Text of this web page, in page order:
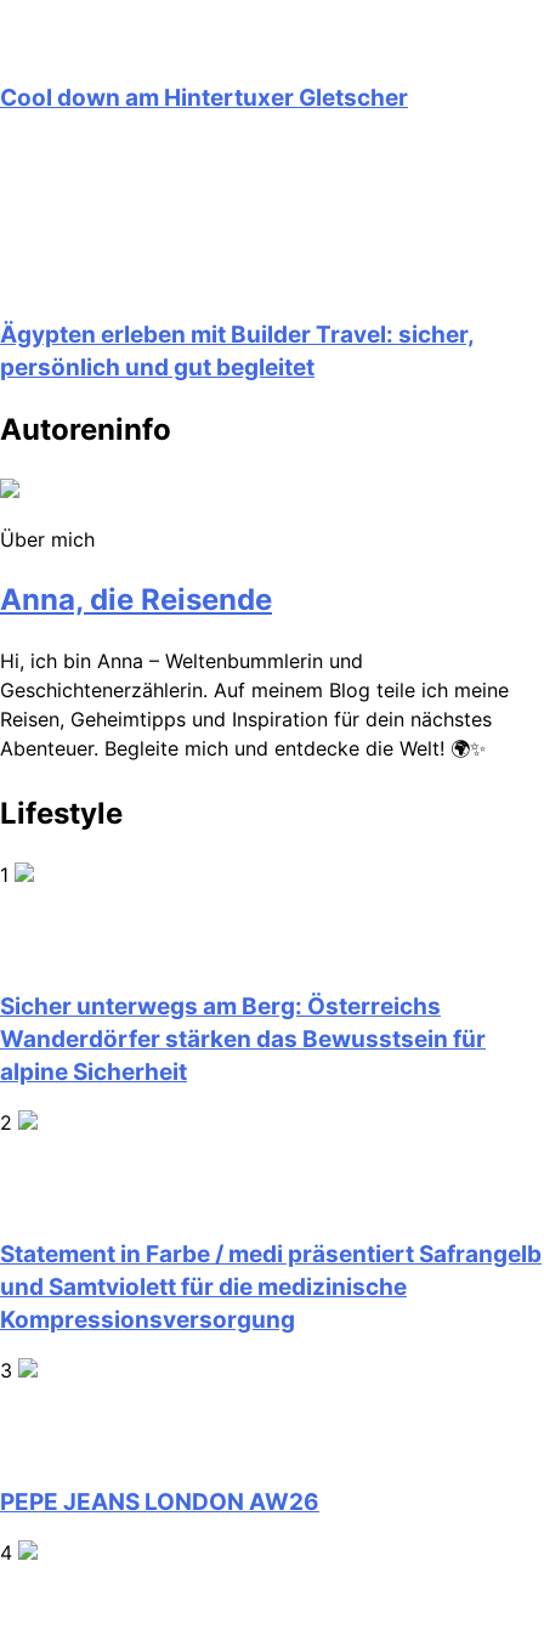
Cool down am Hintertuxer Gletscher
Ägypten erleben mit Builder Travel: sicher,
persönlich und gut begleitet
Autoreninfo
Über mich
Anna, die Reisende
Hi, ich bin Anna – Weltenbummlerin und
Geschichtenerzählerin. Auf meinem Blog teile ich meine
Reisen, Geheimtipps und Inspiration für dein nächstes
Abenteuer. Begleite mich und entdecke die Welt! 🌍✨
Lifestyle
1
Sicher unterwegs am Berg: Österreichs
Wanderdörfer stärken das Bewusstsein für
alpine Sicherheit
2
Statement in Farbe / medi präsentiert Safrangelb
und Samtviolett für die medizinische
Kompressionsversorgung
3
PEPE JEANS LONDON AW26
4